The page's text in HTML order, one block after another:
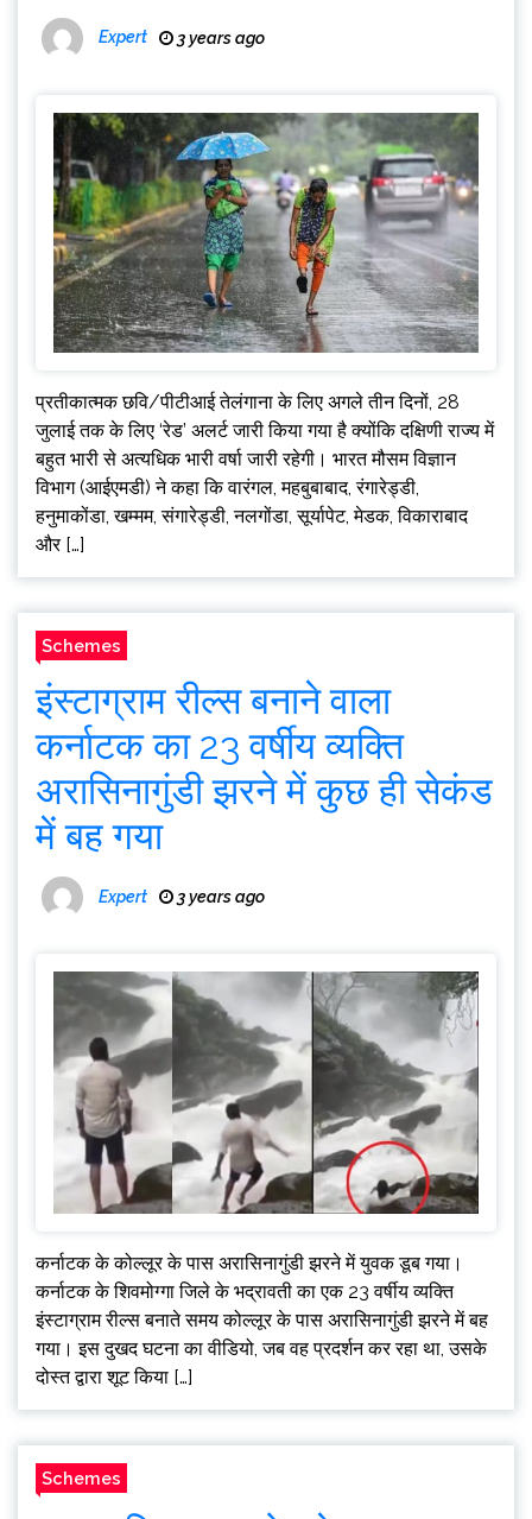
Expert 3 years ago
प्रतीकात्मक छवि/पीटीआई तेलंगाना के लिए अगले तीन दिनों, 28
जुलाई तक के लिए ‘रेड’ अलर्ट जारी किया गया है क्योंकि दक्षिणी राज्य में
बहुत भारी से अत्यधिक भारी वर्षा जारी रहेगी। भारत मौसम विज्ञान
विभाग (आईएमडी) ने कहा कि वारंगल, महबुबाबाद, रंगारेड्डी,
हनुमाकोंडा, खम्मम, संगारेड्डी, नलगोंडा, सूर्यापेट, मेडक, विकाराबाद
और […]
Schemes
इंस्टाग्राम रील्स बनाने वाला
कर्नाटक का 23 वर्षीय व्यक्ति
अरासिनागुंडी झरने में कुछ ही सेकंड
में बह गया
Expert 3 years ago
कर्नाटक के कोल्लूर के पास अरासिनागुंडी झरने में युवक डूब गया।
कर्नाटक के शिवमोग्गा जिले के भद्रावती का एक 23 वर्षीय व्यक्ति
इंस्टाग्राम रील्स बनाते समय कोल्लूर के पास अरासिनागुंडी झरने में बह
गया। इस दुखद घटना का वीडियो, जब वह प्रदर्शन कर रहा था, उसके
दोस्त द्वारा शूट किया […]
Schemes